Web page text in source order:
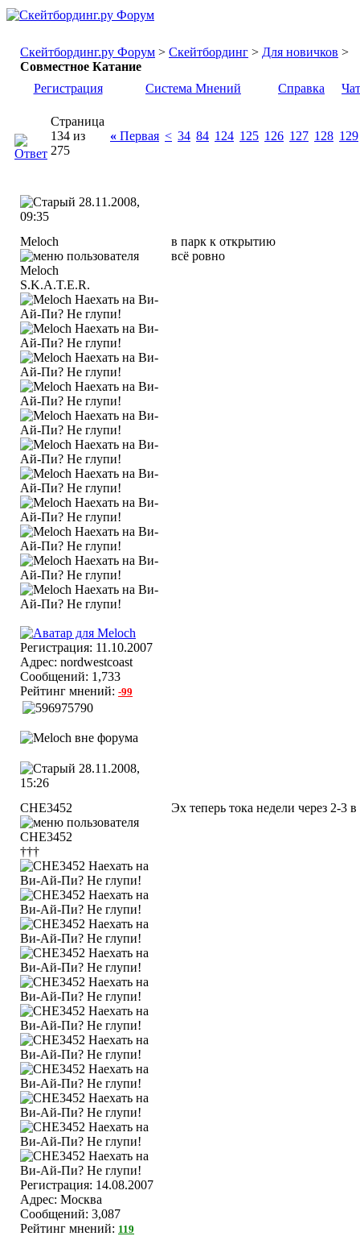
Скейтбординг.ру Форум > Скейтбординг > Для новичков >
Совместное Катание
Регистрация
Система Мнений Справка Чат
Страница
134 из
275
« Первая < 34 84 124 125 126 127 128 129
28.11.2008,
09:35
Meloch
S.K.A.T.E.R.
Регистрация: 11.10.2007
Адрес: nordwestcoast
Сообщений: 1,733
Рейтинг мнений: -99
в парк к открытию
всё ровно
28.11.2008,
15:26
CHE3452
†††
Регистрация: 14.08.2007
Адрес: Москва
Сообщений: 3,087
Рейтинг мнений: 119
Эх теперь тока недели через 2-3